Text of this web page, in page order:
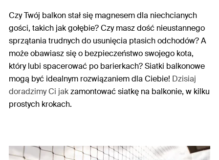
Czy Twój balkon stał się magnesem dla niechcianych
gości, takich jak gołębie? Czy masz dość nieustannego
sprzątania trudnych do usunięcia ptasich odchodów? A
może obawiasz się o bezpieczeństwo swojego kota,
który lubi spacerować po barierkach? Siatki balkonowe
mogą być idealnym rozwiązaniem dla Ciebie! Dzisiaj
doradzimy Ci jakzamontować siatkę na balkonie, w kilku
prostych krokach.